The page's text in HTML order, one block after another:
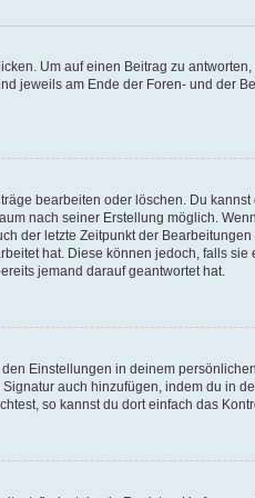
Um auf einen Beitrag zu
am Ende der Foren- und der
bearbeiten oder löschen. Du
nach seiner Erstellung möglich.
der letzte Zeitpunkt der
hat. Diese können jedoch, falls
jemand darauf geantwortet hat.
Einstellungen in deinem
auch hinzufügen, indem du in
so kannst du dort einfach das